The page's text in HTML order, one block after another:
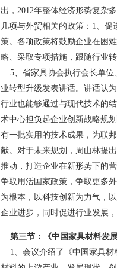
出，2012年整体经济形势复杂
几项与外贸相关的政策：1、促
策。各项政策将鼓励企业在困
略、采取专项措施，跟随行业
5、省家具协会执行会长单位
业转型升级发表讲话。讲话认
行业也能够通过与现代技术的
术中心担负起企业创新战略规
有一批实用的技术成果，为联
献。对于未来规划，周山林提
推动，打造企业在新形势下的
争取用活国家政策，争取更多
为根本，以科技创新为力气，
企业进步，同时促进行业发展
第三节：《中国家具材料发
1、会议介绍了《中国家具材